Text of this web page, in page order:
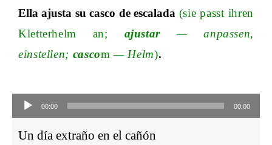
Ella ajusta su casco de escalada (sie passt ihren
Kletterhelm an; ajustar — anpassen,
einstellen; cascom — Helm).
Player00:00 00:00
Un día extraño en el cañón